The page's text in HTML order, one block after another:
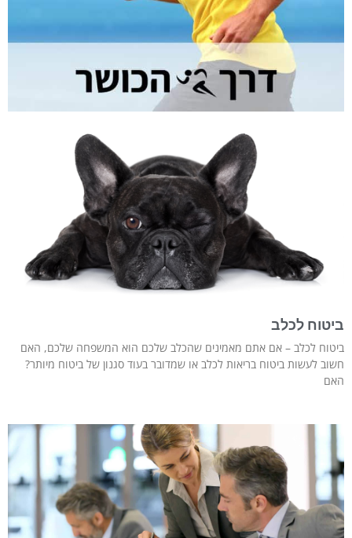
ביטוח לכלב
ביטוח לכלב – אם אתם מאמינים שהכלב שלכם הוא המשפחה שלכם, האם
חשוב לעשות ביטוח בריאות לכלב או שמדובר בעוד סגנון של ביטוח מיותר?
האם